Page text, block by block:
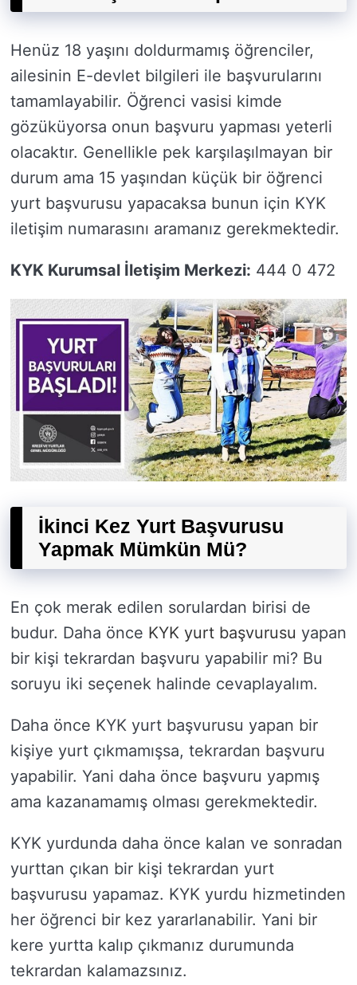
Henüz 18 yaşını doldurmamış öğrenciler,
ailesinin E-devlet bilgileri ile başvurularını
tamamlayabilir. Öğrenci vasisi kimde
gözüküyorsa onun başvuru yapması yeterli
olacaktır. Genellikle pek karşılaşılmayan bir
durum ama 15 yaşından küçük bir öğrenci
yurt başvurusu yapacaksa bunun için KYK
iletişim numarasını aramanız gerekmektedir.
KYK Kurumsal İletişim Merkezi: 444 0 472
İkinci Kez Yurt Başvurusu
Yapmak Mümkün Mü?
En çok merak edilen sorulardan birisi de
budur. Daha önce KYK yurt başvurusu yapan
bir kişi tekrardan başvuru yapabilir mi? Bu
soruyu iki seçenek halinde cevaplayalım.
Daha önce KYK yurt başvurusu yapan bir
kişiye yurt çıkmamışsa, tekrardan başvuru
yapabilir. Yani daha önce başvuru yapmış
ama kazanamamış olması gerekmektedir.
KYK yurdunda daha önce kalan ve sonradan
yurttan çıkan bir kişi tekrardan yurt
başvurusu yapamaz. KYK yurdu hizmetinden
her öğrenci bir kez yararlanabilir. Yani bir
kere yurtta kalıp çıkmanız durumunda
tekrardan kalamazsınız.